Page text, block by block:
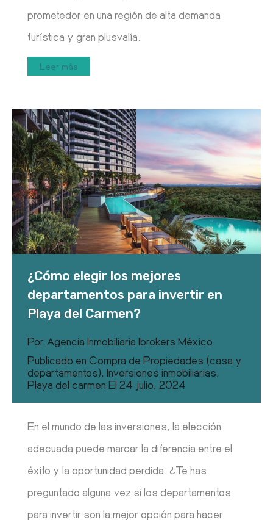
prometedor en una región de alta demanda
turística y gran plusvalía.
Leer más
¿Cómo elegir los mejores
departamentos para invertir en
Playa del Carmen?
Por Agencia Inmobiliaria Ibrokers México
Publicado en Compra de Propiedades (casa y
departamentos), Inversiones inmobiliarias,
Playa del carmen El 24 julio, 2024
En el mundo de las inversiones, la elección
adecuada puede marcar la diferencia entre el
éxito y la oportunidad perdida. ¿Te has
preguntado alguna vez si los departamentos
para invertir son la mejor opción para hacer